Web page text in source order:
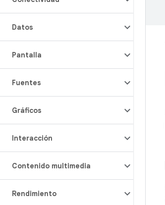
Datos
Pantalla
Fuentes
Gráficos
Interacción
Contenido multimedia
Rendimiento